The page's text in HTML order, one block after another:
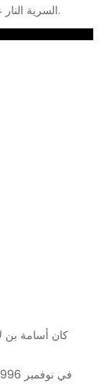
السرية النار على بيكيت ، وقضى بعد ذلك ثلاث سنوات في السجن.
كان أسامة بن